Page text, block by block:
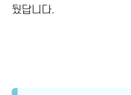
뒀답니다.